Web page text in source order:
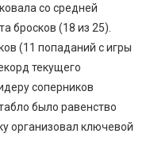
со средней
бросков (18 из 25).
(11 попаданий с игры
текущего
соперников
было равенство
организовал ключевой